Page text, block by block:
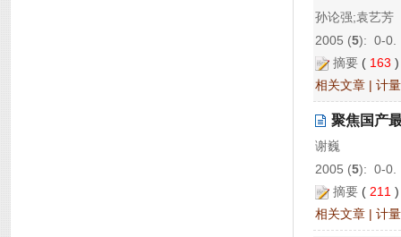
孙论强;袁艺芳
2005 (5): 0-0.
摘要 ( 163
相关文章 | 计
聚焦国产
谢巍
2005 (5): 0-0.
摘要 ( 211
相关文章 | 计